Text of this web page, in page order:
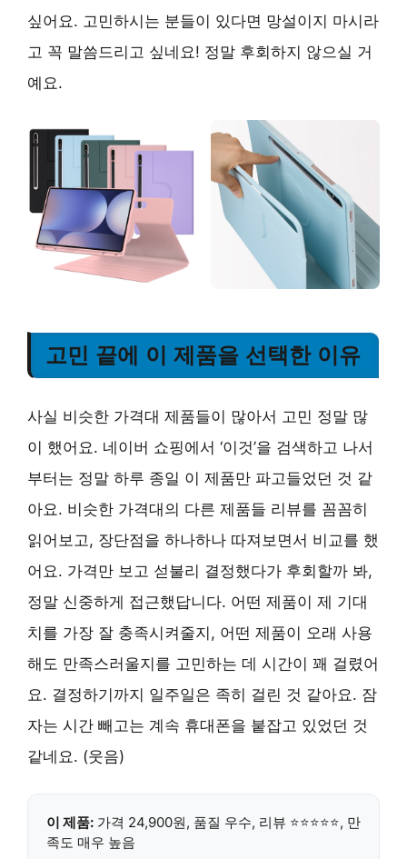
싶어요. 고민하시는 분들이 있다면 망설이지 마시라
고 꼭 말씀드리고 싶네요! 정말 후회하지 않으실 거
예요.
고민 끝에 이 제품을 선택한 이유
사실 비슷한 가격대 제품들이 많아서 고민 정말 많
이 했어요. 네이버 쇼핑에서 ‘이것’을 검색하고 나서
부터는 정말 하루 종일 이 제품만 파고들었던 것 같
아요. 비슷한 가격대의 다른 제품들 리뷰를 꼼꼼히
읽어보고, 장단점을 하나하나 따져보면서 비교를 했
어요. 가격만 보고 섣불리 결정했다가 후회할까 봐,
정말 신중하게 접근했답니다. 어떤 제품이 제 기대
치를 가장 잘 충족시켜줄지, 어떤 제품이 오래 사용
해도 만족스러울지를 고민하는 데 시간이 꽤 걸렸어
요. 결정하기까지 일주일은 족히 걸린 것 같아요. 잠
자는 시간 빼고는 계속 휴대폰을 붙잡고 있었던 것
같네요. (웃음)
이 제품: 가격 24,900원, 품질 우수, 리뷰 ⭐⭐⭐⭐⭐, 만
족도 매우 높음